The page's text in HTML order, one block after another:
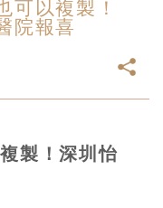
可以複製！
院報喜
製！深圳怡